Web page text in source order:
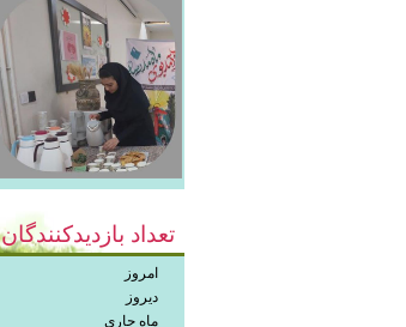
تعداد بازدیدکنندگان
امروز
دیروز
ماه جاری